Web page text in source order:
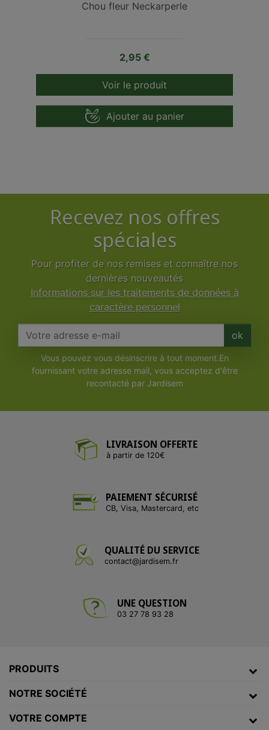
Chou fleur Neckarperle
Prix
2,95 €
Voir le produit
Ajouter au panier
Recevez nos offres
spéciales
Pour profiter de nos remises et connaître nos
dernières nouveautés
Informations sur les traitements de données à
caractère personnel
ok
Vous pouvez vous désinscrire à tout moment.En
fournissant votre adresse mail, vous acceptez d'être
recontacté par Jardisem
LIVRAISON OFFERTE
à partir de 120€
PAIEMENT SÉCURISÉ
CB, Visa, Mastercard, etc
QUALITÉ DU SERVICE
contact@jardisem.fr
UNE QUESTION
03 27 78 93 28
PRODUITS
NOTRE SOCIÉTÉ
VOTRE COMPTE